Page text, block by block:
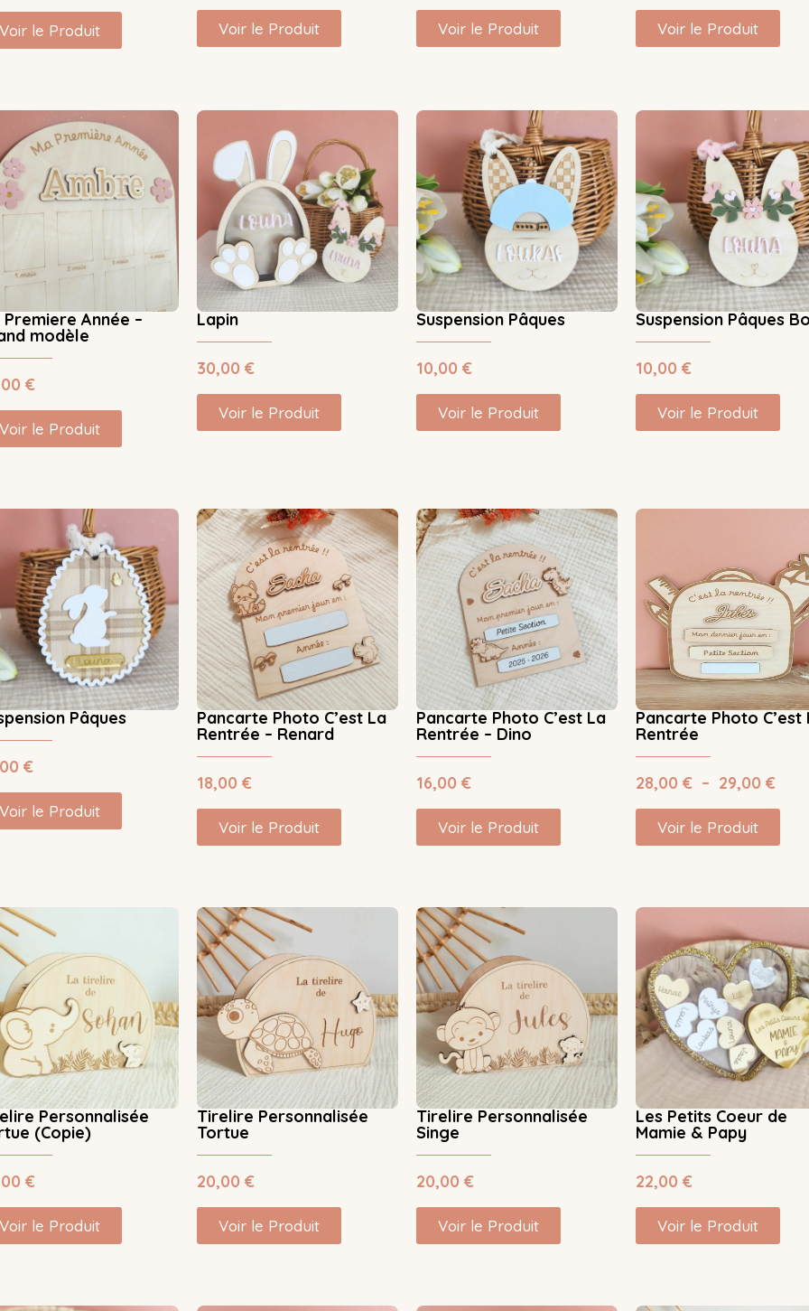
Voir le Produit Voir le Produit Voir le Produit Voir le Produit
Premiere Année –
modèle
€
Voir le Produit
Lapin
30,00€
Voir le Produit
Suspension Pâques
10,00€
Voir le Produit
Suspension Pâques
10,00€
Voir le Produit
Pâques
€
Voir le Produit
Pancarte Photo C’est La
Rentrée – Renard
18,00€
Voir le Produit
Pancarte Photo C’est La
Rentrée – Dino
16,00€
Voir le Produit
Pancarte Photo C’est
Rentrée
28,00€ – 29,00€
Voir le Produit
Personnalisée
(Copie)
€
Voir le Produit
Tirelire Personnalisée
Tortue
20,00€
Voir le Produit
Tirelire Personnalisée
Singe
20,00€
Voir le Produit
Les Petits Coeur de
Mamie & Papy
22,00€
Voir le Produit